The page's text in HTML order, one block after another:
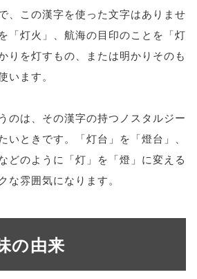
、この漢字を使った文字はありませ
「灯火」、航海の目印のことを「灯
りを灯すもの、または明かりそのも
います。
のは、その漢字の持つノスタルジー
いときです。「灯台」を「燈台」、
どのように「灯」を「燈」に変える
な雰囲気になります。
の由来